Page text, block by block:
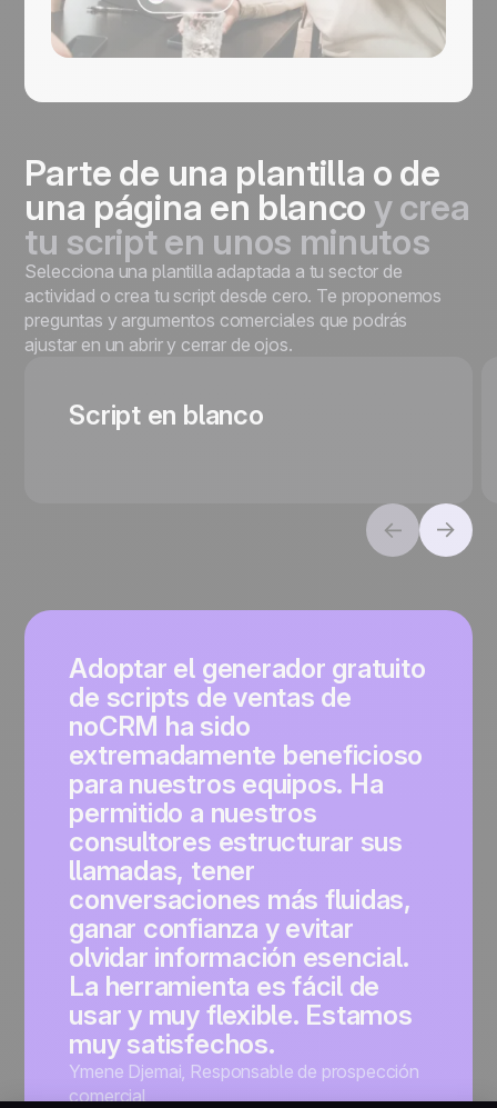
Parte de una plantilla o de
una página en blanco y crea
tu script en unos minutos
Selecciona una plantilla adaptada a tu sector de
actividad o crea tu script desde cero. Te proponemos
preguntas y argumentos comerciales que podrás
ajustar en un abrir y cerrar de ojos.
Script en blanco
Adoptar el generador gratuito
de scripts de ventas de
noCRM ha sido
extremadamente beneficioso
para nuestros equipos. Ha
permitido a nuestros
consultores estructurar sus
llamadas, tener
conversaciones más fluidas,
ganar confianza y evitar
olvidar información esencial.
La herramienta es fácil de
usar y muy flexible. Estamos
muy satisfechos.
Ymene Djemai Responsable de prospección
comercial